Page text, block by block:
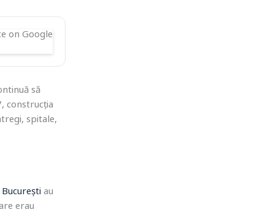
să
construcția
spitale,
București au
erau